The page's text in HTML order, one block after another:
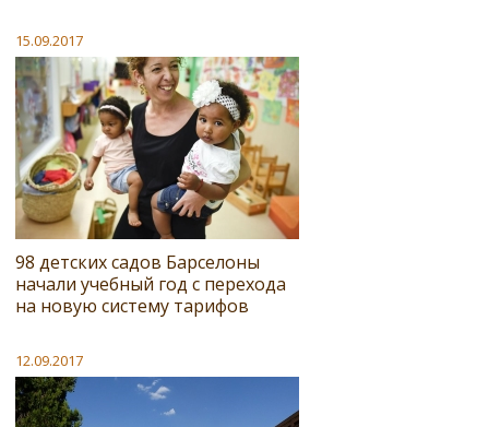
15.09.2017
98 детских садов Барселоны
начали учебный год с перехода
на новую систему тарифов
12.09.2017